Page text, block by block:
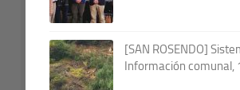
[SAN ROSENDO]
Información comunal,